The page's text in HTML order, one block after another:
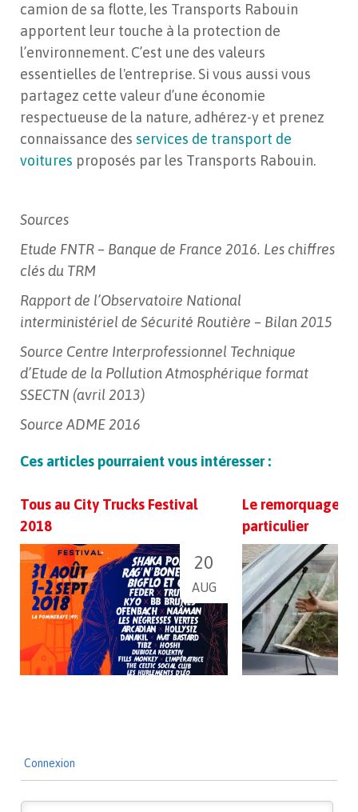
camion de sa flotte, les Transports Rabouin
apportent leur touche à la protection de
l’environnement. C’est une des valeurs
essentielles de l'entreprise. Si vous aussi vous
partagez cette valeur d’une économie
respectueuse de la nature, adhérez-y et prenez
connaissance des services de transport de
voitures proposés par les Transports Rabouin.
Sources
Etude FNTR – Banque de France 2016. Les chiffres
clés du TRM
Rapport de l’Observatoire National
interministériel de Sécurité Routière – Bilan 2015
Source Centre Interprofessionnel Technique
d’Etude de la Pollution Atmosphérique format
SSECTN (avril 2013)
Source ADME 2016
Ces articles pourraient vous intéresser :
Tous au City Trucks Festival
2018
20
AUG
Le remorquage
particulier
Connexion